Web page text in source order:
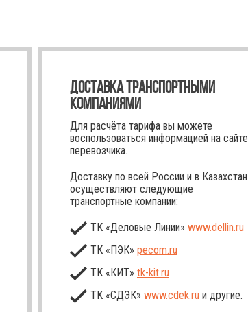
ДОСТАВКА ТРАНСПОРТНЫМИ
КОМПАНИЯМИ
Для расчёта тарифа вы можете
воспользоваться информацией на сайте
перевозчика.
Доставку по всей России и в Казахстан
осуществляют следующие
транспортные компании:
ТК «Деловые Линии» www.dellin.ru
ТК «ПЭК» pecom.ru
ТК «КИТ» tk-kit.ru
ТК «СДЭК» www.cdek.ru и другие.